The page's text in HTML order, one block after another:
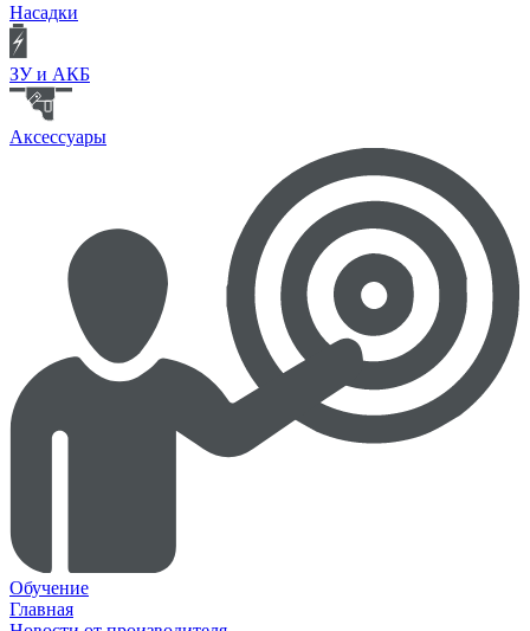
Насадки
ЗУ и АКБ
Аксессуары
Обучение
Главная